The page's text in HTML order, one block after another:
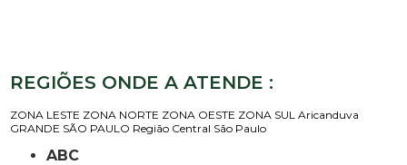
REGIÕES ONDE A ATENDE :
ZONA LESTE ZONA NORTE ZONA OESTE ZONA SUL Aricanduva
GRANDE SÃO PAULO Região Central São Paulo
ABC